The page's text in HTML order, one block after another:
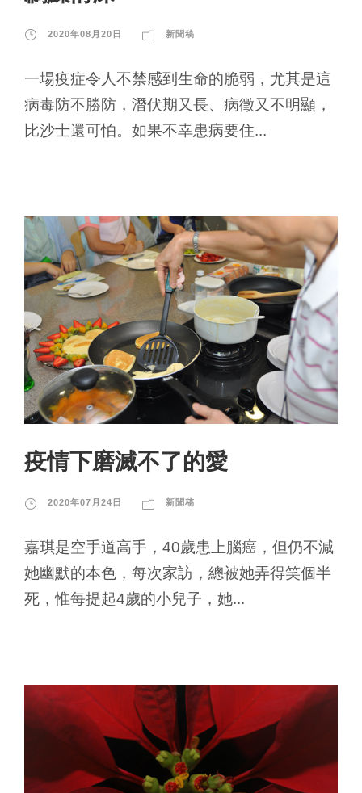
2020年08月20日 新聞稿
一場疫症令人不禁感到生命的脆弱，尤其是這
病毒防不勝防，潛伏期又長、病徵又不明顯，
比沙士還可怕。如果不幸患病要住...
疫情下磨滅不了的愛
2020年07月24日 新聞稿
嘉琪是空手道高手，40歲患上腦癌，但仍不減
她幽默的本色，每次家訪，總被她弄得笑個半
死，惟每提起4歲的小兒子，她...